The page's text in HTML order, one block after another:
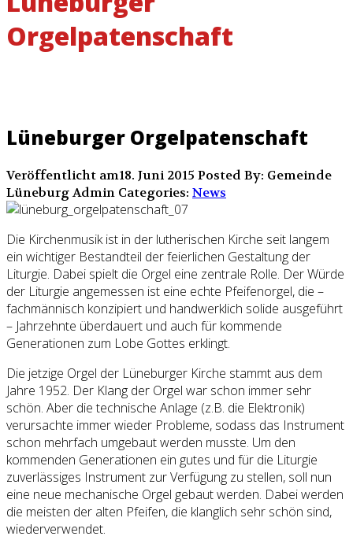
Orgelpatenschaft
Lüneburger Orgelpatenschaft
Veröffentlicht am18. Juni 2015 Posted By: Gemeinde
Lüneburg Admin Categories: News
Die Kirchenmusik ist in der lutherischen Kirche seit langem
ein wichtiger Bestandteil der feierlichen Gestaltung der
Liturgie. Dabei spielt die Orgel eine zentrale Rolle. Der Würde
der Liturgie angemessen ist eine echte Pfeifenorgel, die –
fachmännisch konzipiert und handwerklich solide ausgeführt
– Jahrzehnte überdauert und auch für kommende
Generationen zum Lobe Gottes erklingt.
Die jetzige Orgel der Lüneburger Kirche stammt aus dem
Jahre 1952. Der Klang der Orgel war schon immer sehr
schön. Aber die technische Anlage (z.B. die Elektronik)
verursachte immer wieder Probleme, sodass das Instrument
schon mehrfach umgebaut werden musste. Um den
kommenden Generationen ein gutes und für die Liturgie
zuverlässiges Instrument zur Verfügung zu stellen, soll nun
eine neue mechanische Orgel gebaut werden. Dabei werden
die meisten der alten Pfeifen, die klanglich sehr schön sind,
wiederverwendet.